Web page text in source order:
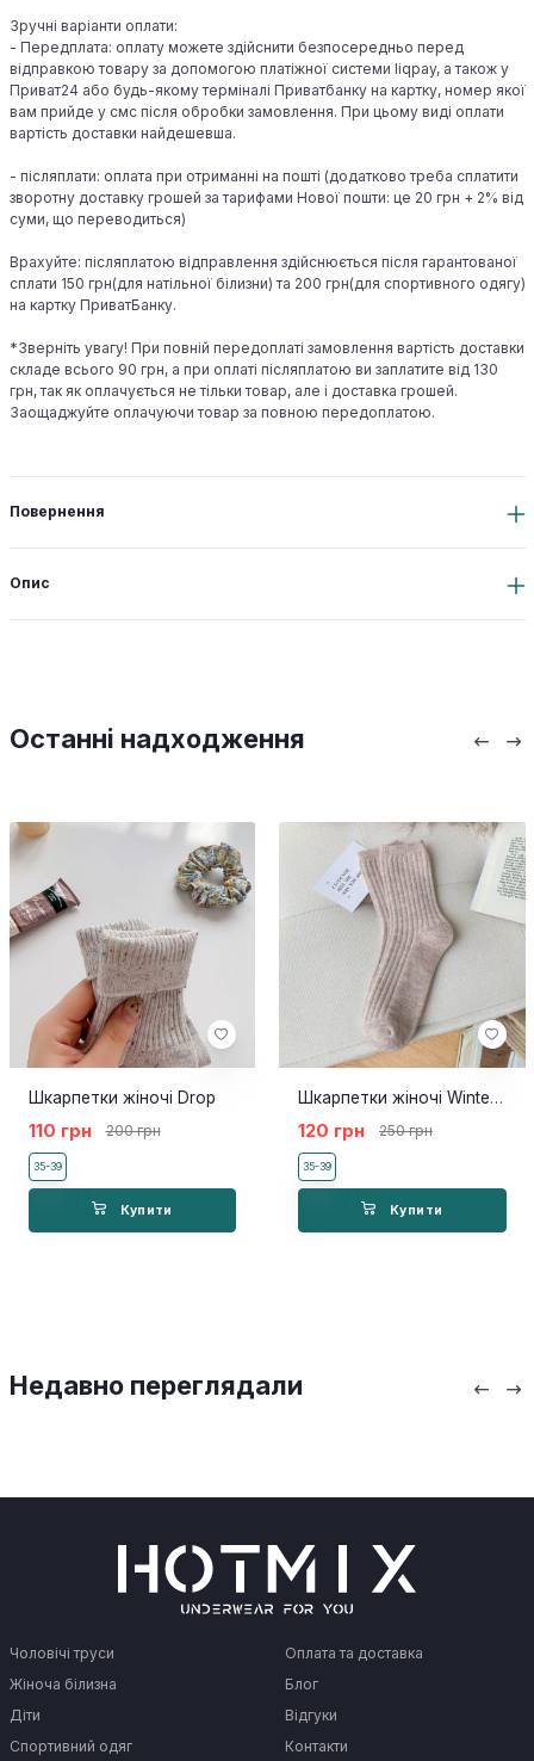
Зручні варіанти оплати:
- Передплата: оплату можете здійснити безпосередньо перед
відправкою товару за допомогою платіжної системи liqpay, а також у
Приват24 або будь-якому терміналі Приватбанку на картку, номер якої
вам прийде у смс після обробки замовлення. При цьому виді оплати
вартість доставки найдешевша.
- післяплати: оплата при отриманні на пошті (додатково треба сплатити
зворотну доставку грошей за тарифами Нової пошти: це 20 грн + 2% від
суми, що переводиться)
Врахуйте: післяплатою відправлення здійснюється після гарантованої
сплати 150 грн(для натільної білизни) та 200 грн(для спортивного одягу)
на картку ПриватБанку.
*Зверніть увагу! При повній передоплаті замовлення вартість доставки
складе всього 90 грн, а при оплаті післяплатою ви заплатите від 130
грн, так як оплачується не тільки товар, але і доставка грошей.
Заощаджуйте оплачуючи товар за повною передоплатою.
Повернення
Опис
Останні надходження
Шкарпетки жіночі Drop
110 грн 200 грн
35-39
Купити
Шкарпетки жіночі Winter шерстяні беж
120 грн 250 грн
35-39
Купити
Недавно переглядали
Чоловічі труси
Жіноча білизна
Діти
Спортивний одяг
Оплата та доставка
Блог
Відгуки
Контакти